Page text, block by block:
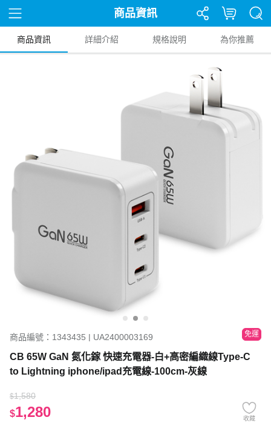
商品資訊
商品資訊 詳細介紹 規格說明 為你推薦
商品編號：1343435 | UA2400003169 免運
CB 65W GaN 氮化鎵 快速充電器-白+高密編織線Type-C
to Lightning iphone/ipad充電線-100cm-灰線
$1,580
$1,280 收藏